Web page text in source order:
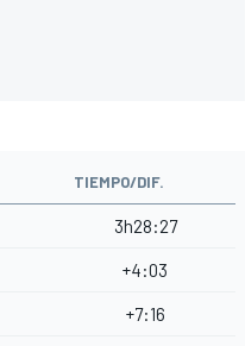
TIEMPO/DIF.
3h28:27
+4:03
+7:16